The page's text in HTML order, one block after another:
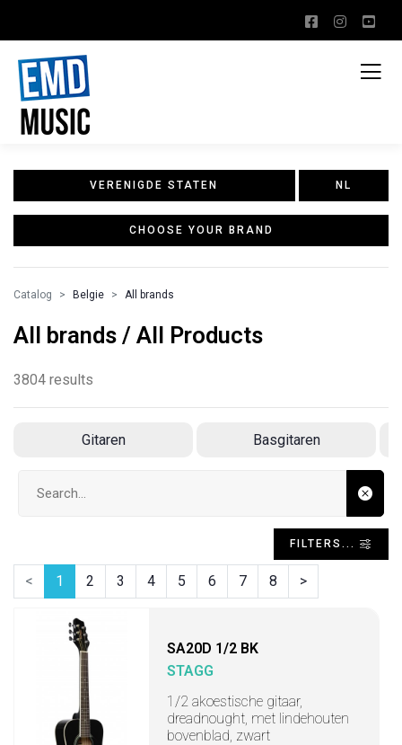
VERENIGDE STATEN NL
CHOOSE YOUR BRAND
Catalog Belgie All brands
All brands / All Products
3804 results
Gitaren Basgitaren
FILTERS...
< 1 2 3 4 5 6 7 8 >
SA20D 1/2 BK
STAGG
1/2 akoestische gitaar,
dreadnought, met lindehouten
bovenblad, zwart